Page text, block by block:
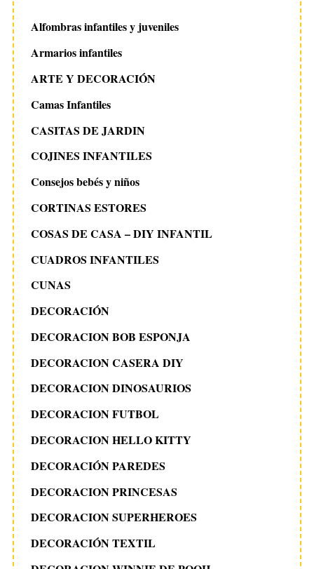
Alfombras infantiles y juveniles
Armarios infantiles
ARTE Y DECORACIÓN
Camas Infantiles
CASITAS DE JARDIN
COJINES INFANTILES
Consejos bebés y niños
CORTINAS ESTORES
COSAS DE CASA – DIY INFANTIL
CUADROS INFANTILES
CUNAS
DECORACIÓN
DECORACION BOB ESPONJA
DECORACION CASERA DIY
DECORACION DINOSAURIOS
DECORACION FUTBOL
DECORACION HELLO KITTY
DECORACIÓN PAREDES
DECORACION PRINCESAS
DECORACION SUPERHEROES
DECORACIÓN TEXTIL
S
a
r
h
o
r